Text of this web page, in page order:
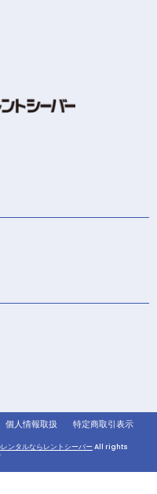
個人情報取扱 特定商取引表示
ンタルならレントシーバーAll rights